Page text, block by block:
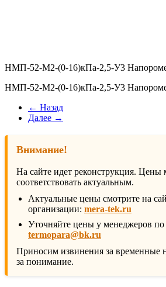
НМП-52-М2-(0-16)кПа-2,5-У3
НМП-52-М2-(0-16)кПа-2,5-У3
← Назад
Далее →
Внимание!
На сайте идет реконструкция. Цены
соответствовать актуальным.
Актуальные цены смотрите на
организации: mera-tek.ru
Уточняйте цены у менеджеров по
termopara@bk.ru
Приносим извинения за временные
за понимание.